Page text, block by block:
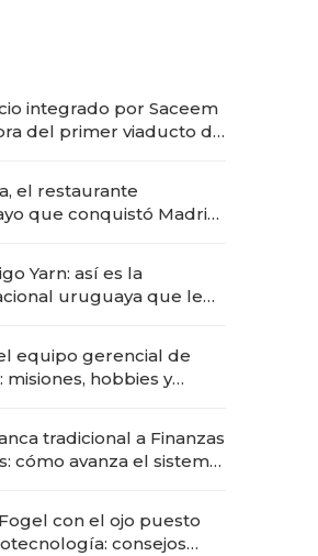
integrado por Saceem
del primer viaducto de
el restaurante
que conquistó Madrid:
y prepara apertura
Yarn: así es la
uruguaya que le
equipo gerencial de
misiones, hobbies y
tradicional a Finanzas
cómo avanza el sistema
con el ojo puesto
consejos